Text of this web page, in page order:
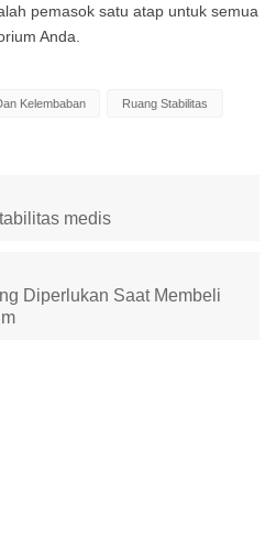
pemasok satu atap untuk semua
Anda.
Kelembaban Ruang Stabilitas
medis
Diperlukan Saat Membeli